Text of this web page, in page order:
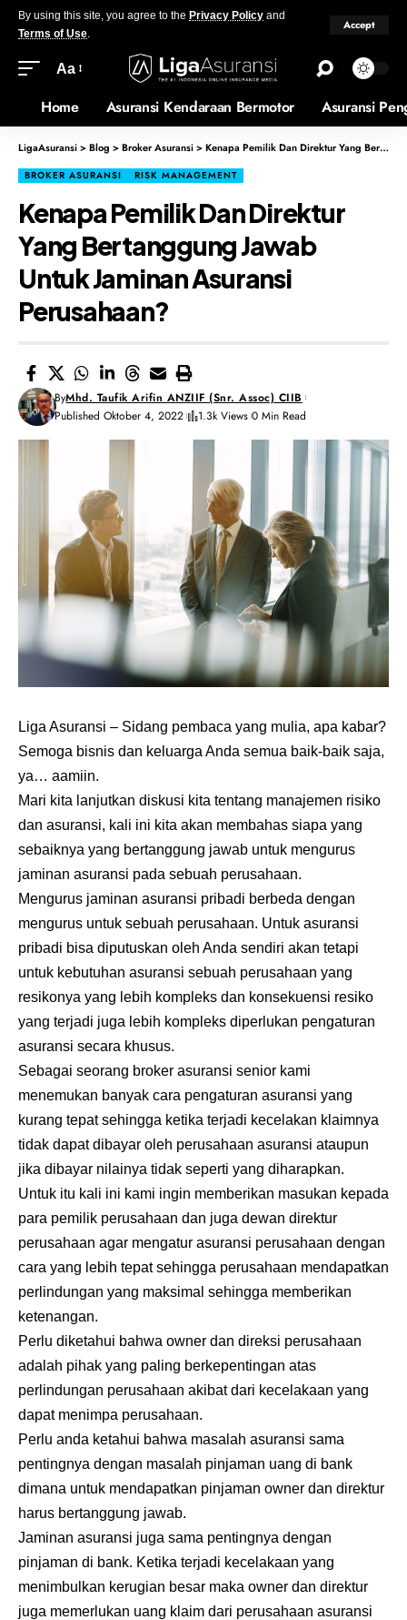
By using this site, you agree to the Privacy Policy and
Terms of Use.
Accept
Aa
Home Asuransi Kendaraan Bermotor Asuransi
LigaAsuransi>Blog >Broker Asuransi>Kenapa Pemilik Dan Direktur Yang Bertanggung Jawab Untuk Jaminan Asuransi Perusahaan?
BROKER ASURANSI RISK MANAGEMENT
Kenapa Pemilik Dan Direktur
Yang Bertanggung Jawab
Untuk Jaminan Asuransi
Perusahaan?
ByMhd. Taufik Arifin ANZIIF (Snr. Assoc) CIIB
Published Oktober 4, 2022
1.3k Views 0 Min Read
Liga Asuransi – Sidang pembaca yang mulia, apa kabar?
Semoga bisnis dan keluarga Anda semua baik-baik saja,
ya… aamiin.
Mari kita lanjutkan diskusi kita tentang manajemen risiko
dan asuransi, kali ini kita akan membahas siapa yang
sebaiknya yang bertanggung jawab untuk mengurus
jaminan asuransi pada sebuah perusahaan.
Mengurus jaminan asuransi pribadi berbeda dengan
mengurus untuk sebuah perusahaan. Untuk asuransi
pribadi bisa diputuskan oleh Anda sendiri akan tetapi
untuk kebutuhan asuransi sebuah perusahaan yang
resikonya yang lebih kompleks dan konsekuensi resiko
yang terjadi juga lebih kompleks diperlukan pengaturan
asuransi secara khusus.
Sebagai seorang broker asuransi senior kami
menemukan banyak cara pengaturan asuransi yang
kurang tepat sehingga ketika terjadi kecelakan klaimnya
tidak dapat dibayar oleh perusahaan asuransi ataupun
jika dibayar nilainya tidak seperti yang diharapkan.
Untuk itu kali ini kami ingin memberikan masukan kepada
para pemilik perusahaan dan juga dewan direktur
perusahaan agar mengatur asuransi perusahaan dengan
cara yang lebih tepat sehingga perusahaan mendapatkan
perlindungan yang maksimal sehingga memberikan
ketenangan.
Perlu diketahui bahwa owner dan direksi perusahaan
adalah pihak yang paling berkepentingan atas
perlindungan perusahaan akibat dari kecelakaan yang
dapat menimpa perusahaan.
Perlu anda ketahui bahwa masalah asuransi sama
pentingnya dengan masalah pinjaman uang di bank
dimana untuk mendapatkan pinjaman owner dan direktur
harus bertanggung jawab.
Jaminan asuransi juga sama pentingnya dengan
pinjaman di bank. Ketika terjadi kecelakaan yang
menimbulkan kerugian besar maka owner dan direktur
juga memerlukan uang klaim dari perusahaan asuransi